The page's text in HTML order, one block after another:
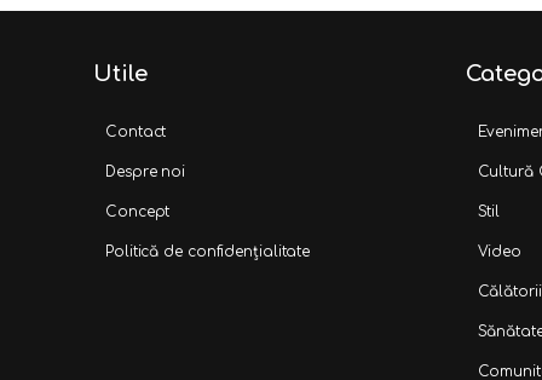
Utile
Contact
Despre noi
Concept
Politică de confidențialitate
Cultură
Stil
Video
Călătorii